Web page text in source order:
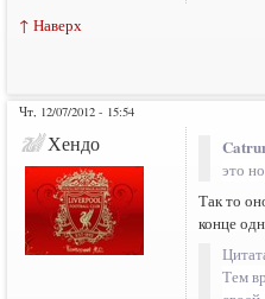
↑ Наверх
Чт, 12/07/2012 - 15:54
Хендо
это
Так то
конце
Тем